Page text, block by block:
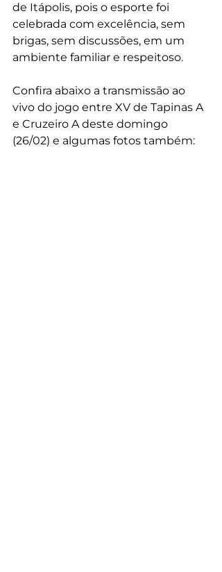
de Itápolis, pois o esporte foi
celebrada com excelência, sem
brigas, sem discussões, em um
ambiente familiar e respeitoso.
Confira abaixo a transmissão ao
vivo do jogo entre XV de Tapinas A
e Cruzeiro A deste domingo
(26/02) e algumas fotos também: